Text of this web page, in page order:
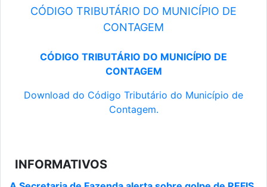
CÓDIGO TRIBUTÁRIO DO MUNICÍPIO DE
CONTAGEM
CÓDIGO TRIBUTÁRIO DO MUNICÍPIO DE
CONTAGEM
Download do Código Tributário do Município de
Contagem.
INFORMATIVOS